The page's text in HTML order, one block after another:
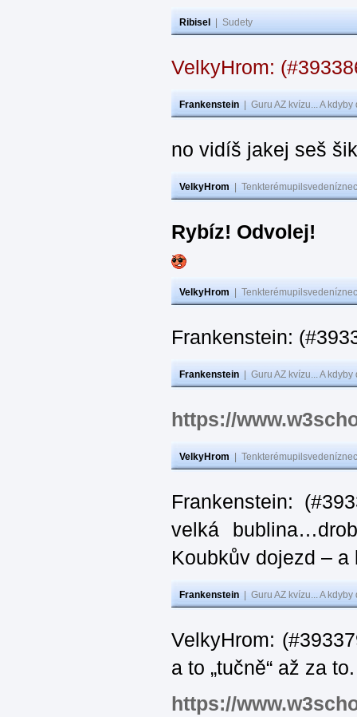
Ribisel Sudety
VelkyHrom:
Frankenstein Guru AZ kvízu... A
no vidíš jakej seš
VelkyHrom
Rybíz! Odvolej!
VelkyHrom
Frankenstein:
Frankenstein Guru AZ kvízu... A
https://
VelkyHrom
Frankenstein:
velká
Koubkův dojezd –
Frankenstein Guru AZ kvízu... A
VelkyHrom:
a to „tučně“ až za
https://